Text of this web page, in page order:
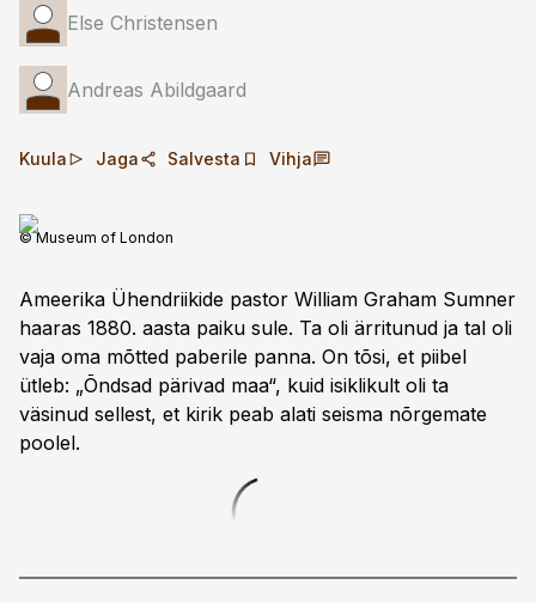
Else Christensen
Andreas Abildgaard
Kuula Jaga Salvesta Vihja
© Museum of London
Ameerika Ühendriikide pastor William Graham Sumner
haaras 1880. aasta paiku sule. Ta oli ärritunud ja tal oli
vaja oma mõtted paberile panna. On tõsi, et piibel
ütleb: „Õndsad pärivad maa“, kuid isiklikult oli ta
väsinud sellest, et kirik peab alati seisma nõrgemate
poolel.